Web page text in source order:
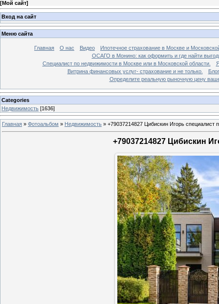
[Мой сайт]
Вход на сайт
Меню сайта
Главная О нас Видео
Ипотечное страхование в Москве и
ОСАГО в Монино: как оформить и где найти
Специалист по недвижимости в Москве или в Московской области.
Витрина финансовых услуг- страхование и не только.
Блог
Определите реальную рыночную цену
Categories
Недвижимость [1636]
Главная » Фотоальбом » Недвижимость » +79037214827 Цибискин Игорь специалист
+79037214827 Цибискин